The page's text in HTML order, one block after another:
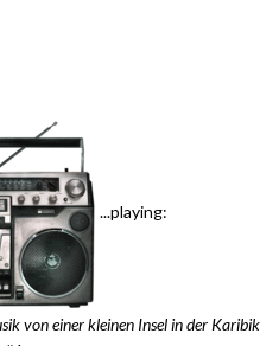
...playing:
von einer kleinen Insel in der Karibik